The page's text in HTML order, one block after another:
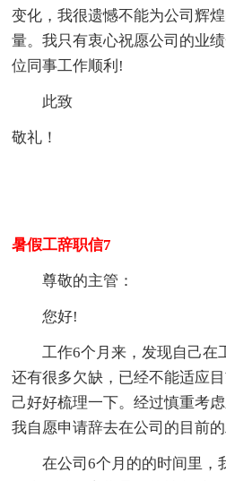
变化，我很遗憾不能为公司辉
量。我只有衷心祝愿公司的业
位同事工作顺利!
此致
敬礼！
暑假工辞职信7
尊敬的主管：
您好!
工作6个月来，发现自己在
还有很多欠缺，已经不能适应
己好好梳理一下。经过慎重考
我自愿申请辞去在公司的目前的
在公司6个月的的时间里，